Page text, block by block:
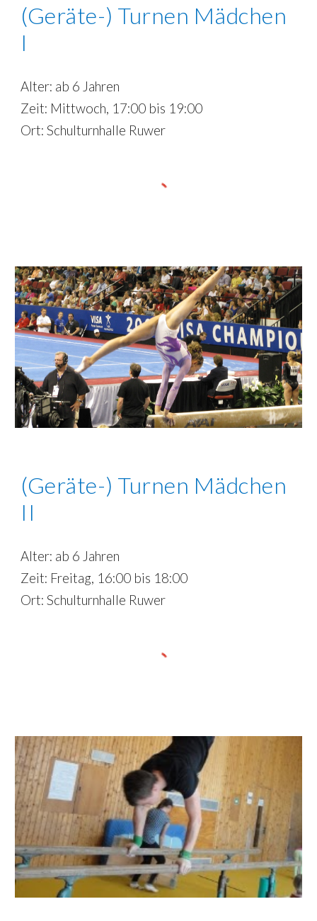
(Geräte-) Turnen Mädchen
I
Alter: ab 6 Jahren
Zeit: Mittwoch, 17:00 bis 19:00
Ort:Schulturnhalle Ruwer
(Geräte-) Turnen Mädchen
II
Alter: ab 6 Jahren
Zeit: Freitag, 16:00 bis 18:00
Ort:Schulturnhalle Ruwer